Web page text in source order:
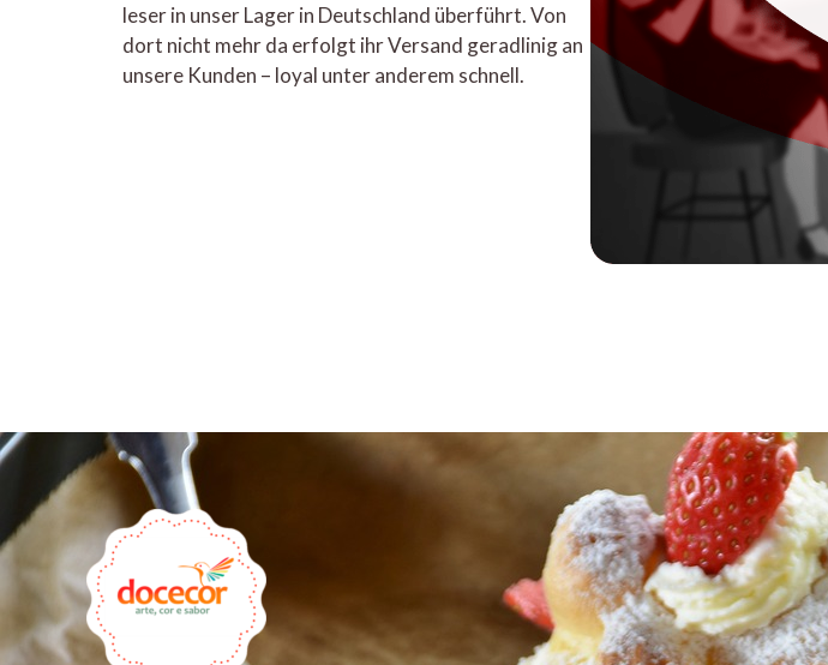
leser in unser Lager in Deutschland überführt. Von
dort nicht mehr da erfolgt ihr Versand geradlinig an
unsere Kunden – loyal unter anderem schnell.